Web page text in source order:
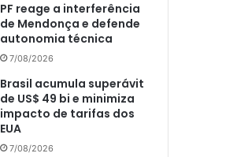
PF reage a interferência
de Mendonça e defende
autonomia técnica
7/08/2026
Brasil acumula superávit
de US$ 49 bi e minimiza
impacto de tarifas dos
EUA
7/08/2026